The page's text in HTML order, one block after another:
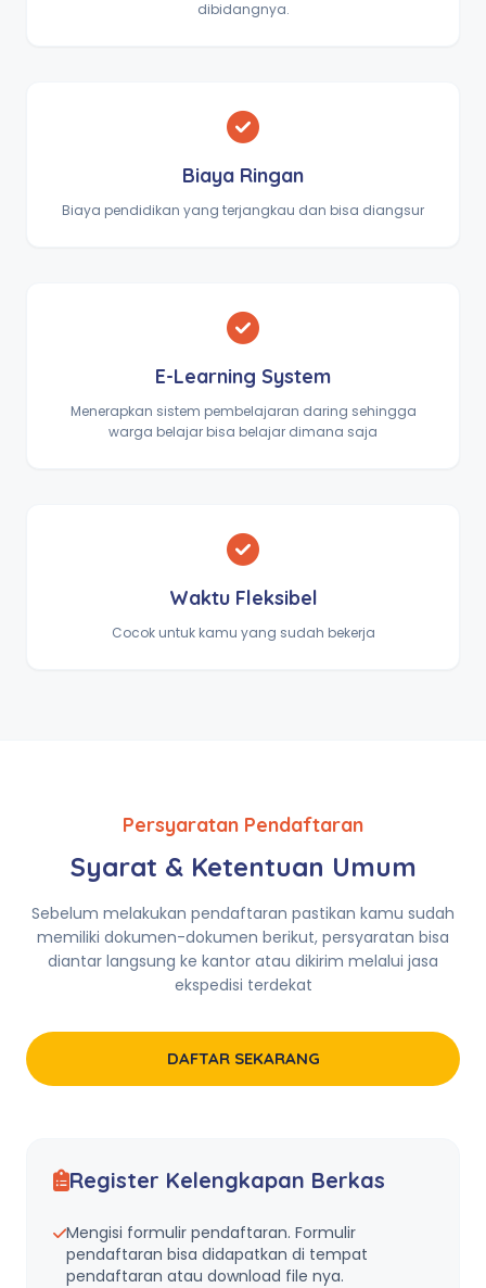
dibidangnya.
Biaya Ringan
Biaya pendidikan yang terjangkau dan bisa diangsur
E-Learning System
Menerapkan sistem pembelajaran daring sehingga
warga belajar bisa belajar dimana saja
Waktu Fleksibel
Cocok untuk kamu yang sudah bekerja
Persyaratan Pendaftaran
Syarat & Ketentuan Umum
Sebelum melakukan pendaftaran pastikan kamu sudah
memiliki dokumen-dokumen berikut, persyaratan bisa
diantar langsung ke kantor atau dikirim melalui jasa
ekspedisi terdekat
DAFTAR SEKARANG
Register Kelengkapan Berkas
Mengisi formulir pendaftaran. Formulir
pendaftaran bisa didapatkan di tempat
pendaftaran atau download file nya.